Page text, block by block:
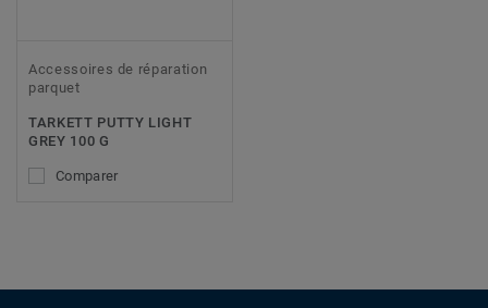
Accessoires de réparation
parquet
TARKETT PUTTY LIGHT
GREY 100 G
Comparer